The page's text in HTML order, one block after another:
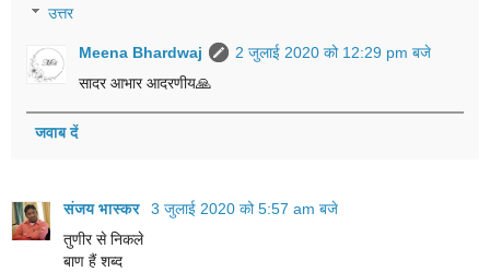
उत्तर
Meena Bhardwaj
2 जुलाई 2020 को 12:29 pm बजे
सादर आभार आदरणीय🙏
जवाब दें
संजय भास्‍कर
3 जुलाई 2020 को 5:57 am बजे
तुणीर से निकले
बाण हैं शब्द